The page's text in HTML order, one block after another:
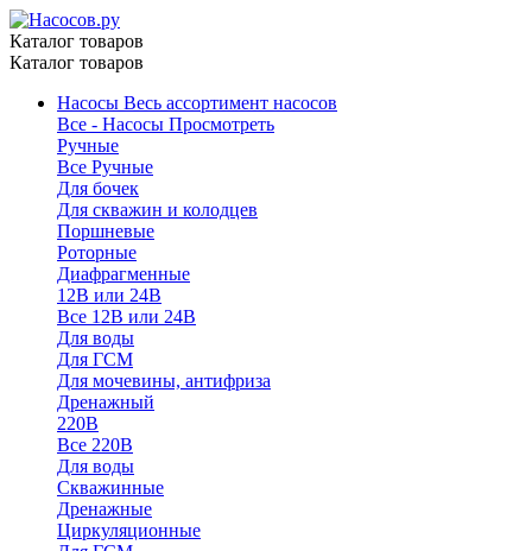
Каталог товаров
Каталог товаров
Насосы Весь ассортимент насосов
Все - Насосы Просмотреть
Ручные
Все Ручные
Для бочек
Для скважин и колодцев
Поршневые
Роторные
Диафрагменные
12В или 24В
Все 12В или 24В
Для воды
Для ГСМ
Для мочевины, антифриза
Дренажный
220В
Все 220В
Для воды
Скважинные
Дренажные
Циркуляционные